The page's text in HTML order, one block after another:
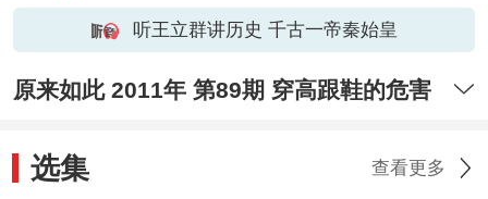
听王立群讲历史 千古一帝秦始皇
原来如此 2011年 第89期 穿高跟鞋的危害
选集 查看更多